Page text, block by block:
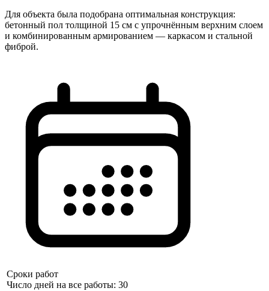
Для объекта была подобрана оптимальная конструкция:
бетонный пол толщиной 15 см с упрочнённым верхним слоем
и комбинированным армированием — каркасом и стальной
фиброй.
Сроки работ
Число дней на все работы: 30